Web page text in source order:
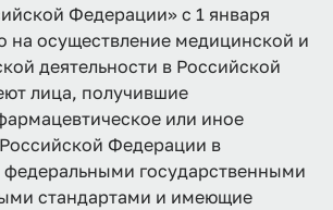
Федерации» с 1 января
на осуществление медицинской и
деятельности в Российской
лица, получившие
или иное
Федерации в
федеральными государственными
стандартами и имеющие